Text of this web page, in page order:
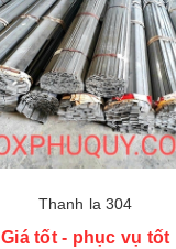
Thanh la 304
Giá tốt - phục vụ tốt